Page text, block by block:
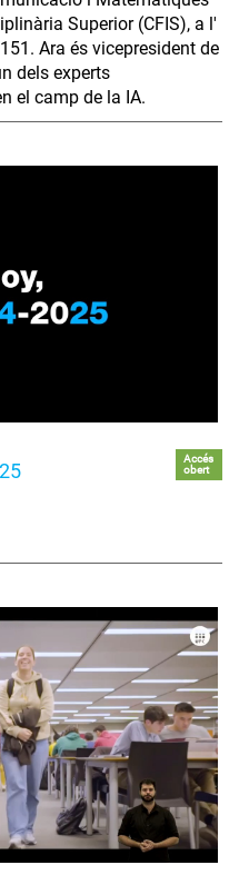
Superior (CFIS), a l'
Ara és vicepresident de
dels experts
el camp de la IA.
Accés
obert